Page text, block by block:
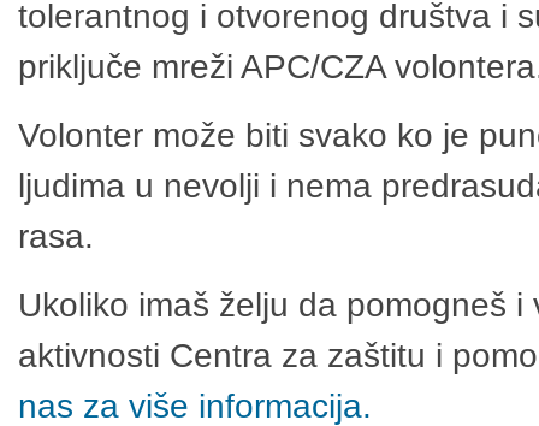
tolerantnog i otvorenog društva i
priključe mreži APC/CZA
Volonter može biti svako ko je
ljudima u nevolji i nema
rasa.
Ukoliko imaš želju da pomogneš
aktivnosti Centra za zaštitu i
nas za više informacija.